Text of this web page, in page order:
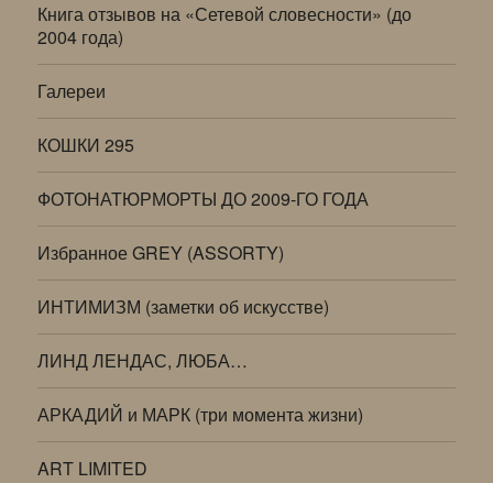
Книга отзывов на «Сетевой словесности» (до
2004 года)
Галереи
КОШКИ 295
ФОТОНАТЮРМОРТЫ ДО 2009-ГО ГОДА
Избранное GREY (ASSORTY)
ИНТИМИЗМ (заметки об искусстве)
ЛИНД ЛЕНДАС, ЛЮБА…
АРКАДИЙ и МАРК (три момента жизни)
ART LIMITED